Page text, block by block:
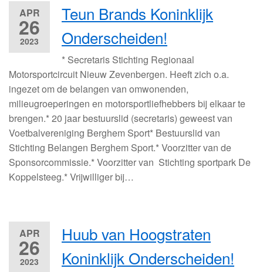
APR
26
2023
Teun Brands Koninklijk
Onderscheiden!
* Secretaris Stichting Regionaal
Motorsportcircuit Nieuw Zevenbergen. Heeft zich o.a.
ingezet om de belangen van omwonenden,
milieugroeperingen en motorsportliefhebbers bij elkaar te
brengen.* 20 jaar bestuurslid (secretaris) geweest van
Voetbalvereniging Berghem Sport* Bestuurslid van
Stichting Belangen Berghem Sport.* Voorzitter van de
Sponsorcommissie.* Voorzitter van Stichting sportpark De
Koppelsteeg.* Vrijwilliger bij…
APR
26
2023
Huub van Hoogstraten
Koninklijk Onderscheiden!